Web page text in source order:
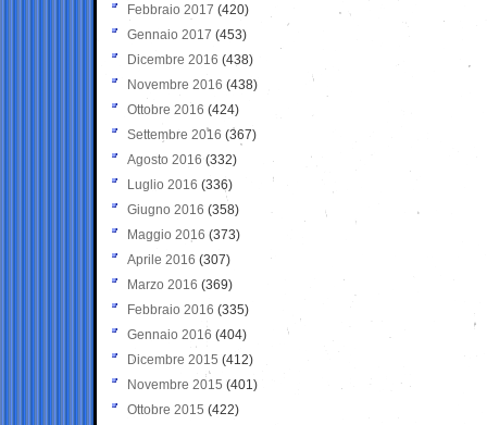
Febbraio 2017 (420)
Gennaio 2017 (453)
Dicembre 2016 (438)
Novembre 2016 (438)
Ottobre 2016 (424)
Settembre 2016 (367)
Agosto 2016 (332)
Luglio 2016 (336)
Giugno 2016 (358)
Maggio 2016 (373)
Aprile 2016 (307)
Marzo 2016 (369)
Febbraio 2016 (335)
Gennaio 2016 (404)
Dicembre 2015 (412)
Novembre 2015 (401)
Ottobre 2015 (422)